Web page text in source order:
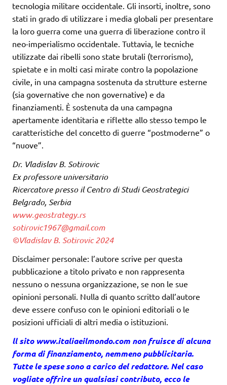
tecnologia militare occidentale. Gli insorti, inoltre, sono
stati in grado di utilizzare i media globali per presentare
la loro guerra come una guerra di liberazione contro il
neo-imperialismo occidentale. Tuttavia, le tecniche
utilizzate dai ribelli sono state brutali (terrorismo),
spietate e in molti casi mirate contro la popolazione
civile, in una campagna sostenuta da strutture esterne
(sia governative che non governative) e da
finanziamenti. È sostenuta da una campagna
apertamente identitaria e riflette allo stesso tempo le
caratteristiche del concetto di guerre “postmoderne” o
“nuove”.
Dr. Vladislav B. Sotirovic
Ex professore universitario
Ricercatore presso il Centro di Studi Geostrategici
Belgrado, Serbia
www.geostrategy.rs
sotirovic1967@gmail.com
©Vladislav B. Sotirovic 2024
Disclaimer personale: l’autore scrive per questa
pubblicazione a titolo privato e non rappresenta
nessuno o nessuna organizzazione, se non le sue
opinioni personali. Nulla di quanto scritto dall’autore
deve essere confuso con le opinioni editoriali o le
posizioni ufficiali di altri media o istituzioni.
ll sito www.italiaeilmondo.com non fruisce di alcuna
forma di finanziamento, nemmeno pubblicitaria.
Tutte le spese sono a carico del redattore. Nel caso
vogliate offrire un qualsiasi contributo, ecco le